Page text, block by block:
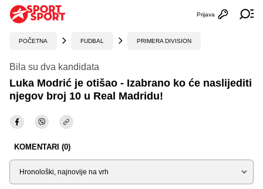
Otvori
Prijava
POČETNA FUDBAL PRIMERA DIVISION
Bila su dva kandidata
Luka Modrić je otišao - Izabrano ko će naslijediti
njegov broj 10 u Real Madridu!
KOMENTARI (0)
Sortiraj